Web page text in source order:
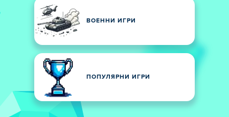
ВОЕННИ ИГРИ
ПОПУЛЯРНИ ИГРИ